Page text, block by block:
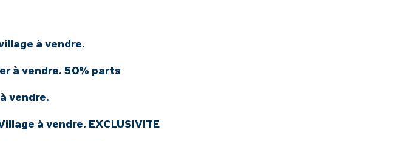
à vendre.
à vendre. 50% parts
vendre.
à vendre. EXCLUSIVITE